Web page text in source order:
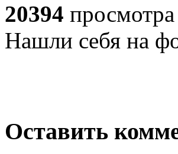
20394 просмотра
Нашли себя на
Оставить